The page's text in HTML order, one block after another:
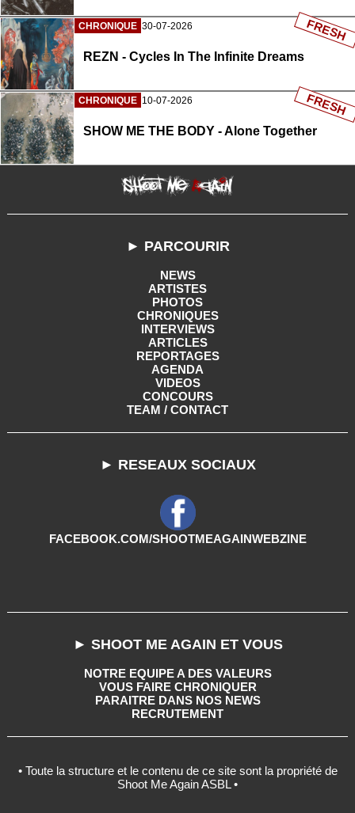
CHRONIQUE 30-07-2026
REZN - Cycles In The Infinite Dreams
FRESH
CHRONIQUE 10-07-2026
SHOW ME THE BODY - Alone Together
FRESH
► PARCOURIR
NEWS
ARTISTES
PHOTOS
CHRONIQUES
INTERVIEWS
ARTICLES
REPORTAGES
AGENDA
VIDEOS
CONCOURS
TEAM / CONTACT
► RESEAUX SOCIAUX
FACEBOOK.COM/SHOOTMEAGAINWEBZINE
► SHOOT ME AGAIN ET VOUS
NOTRE EQUIPE A DES VALEURS
VOUS FAIRE CHRONIQUER
PARAITRE DANS NOS NEWS
RECRUTEMENT
• Toute la structure et le contenu de ce site sont la propriété de
Shoot Me Again ASBL •